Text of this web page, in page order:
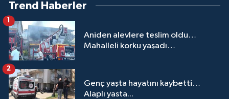
Trend Haberler
Aniden alevlere teslim oldu…
Mahalleli korku yaşadı…
1
Genç yaşta hayatını kaybetti…
Alaplı yasta...
2